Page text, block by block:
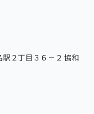
２丁目３６－２ 協和